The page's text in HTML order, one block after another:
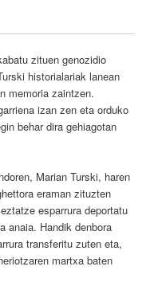
zituen genozidio
historialariak lanean
memoria zaintzen.
izan zen eta orduko
behar dira gehiagotan
Marian Turski, haren
eraman zituzten
esparrura deportatu
anaia. Handik denbora
transferitu zuten eta,
martxa baten